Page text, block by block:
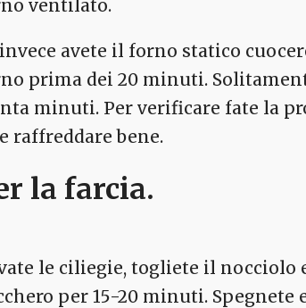
ventilato.
invece avete il forno statico
prima dei 20 minuti.
minuti. Per verificare fate la
raffreddare bene.
la farcia.
le ciliegie, togliete il nocciolo
per 15-20 minuti.